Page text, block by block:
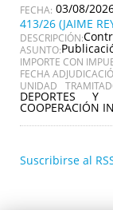
03/08/
413/26 (JAIME
DESCRIPCIÓN:
ASUNTO:
IMPORTE CON
FECHA
UNIDAD
DEPORTES Y
COOPERACIÓN
Suscribirse al